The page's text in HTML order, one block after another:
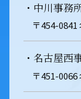
・中川事務
〒454-
・名古屋西
〒451-